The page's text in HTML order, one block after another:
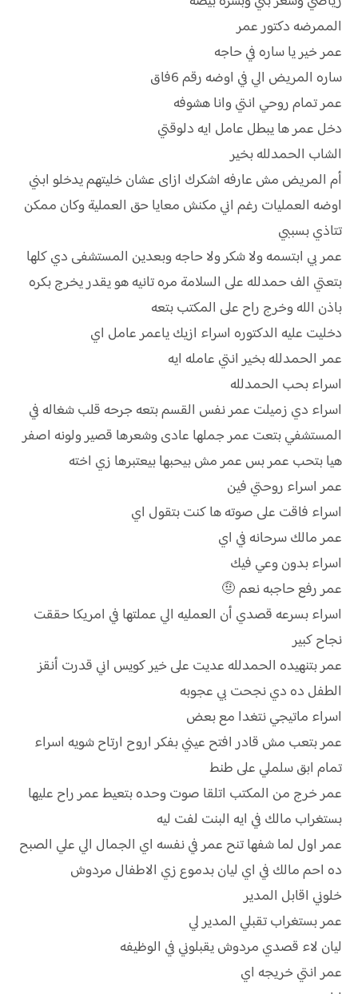
الممرضه دكتور عمر
عمر خير يا ساره في حاجه
ساره المريض الي في اوضه رقم 6فاق
عمر تمام روحي انتي وانا هشوفه
دخل عمر ها يبطل عامل ايه دلوقتي
الشاب الحمدلله بخير
أم المريض مش عارفه اشكرك ازاى عشان خليتهم يدخلو ابني
اوضه العمليات رغم اني مكنش معايا حق العملية وكان ممكن
تتاذي بسببي
عمر بي ابتسمه ولا شكر ولا حاجه وبعدين المستشفى دي كلها
بتعتي الف حمدلله على السلامة مره تانيه هو يقدر يخرج بكره
باذن الله وخرج راح على المكتب بتعه
دخليت عليه الدكتوره اسراء ازيك ياعمر عامل اي
عمر الحمدلله بخير انتي عامله ايه
اسراء بحب الحمدلله
اسراء دي زميلت عمر نفس القسم بتعه جرحه قلب شغاله في
المستشفي بتعت عمر جملها عادى وشعرها قصير ولونه اصفر
هيا بتحب عمر بس عمر مش بيحبها بيعتبرها زي اخته
عمر اسراء روحتي فين
اسراء فاقت على صوته ها كنت بتقول اي
عمر مالك سرحانه في اي
اسراء بدون وعي فيك
عمر رفع حاجبه نعم 🤨
اسراء بسرعه قصدي أن العمليه الي عملتها في امريكا حققت
نجاح كبير
عمر بتنهيده الحمدلله عديت على خير كويس اني قدرت أنقز
الطفل ده دي نجحت بي عجوبه
اسراء ماتيجي نتغدا مع بعض
عمر بتعب مش قادر افتح عيني بفكر اروح ارتاح شويه اسراء
تمام ابق سلملي على طنط
عمر خرج من المكتب اتلقا صوت وحده بتعيط عمر راح عليها
بستغراب مالك في ايه البنت لفت ليه
عمر اول لما شفها تنح عمر في نفسه اي الجمال الي علي الصبح
ده احم مالك في اي ليان بدموع زي الاطفال مردوش
خلوني اقابل المدير
عمر بستغراب تقبلي المدير لي
ليان لاء قصدي مردوش يقبلوني في الوظيفه
عمر انتي خريجه اي